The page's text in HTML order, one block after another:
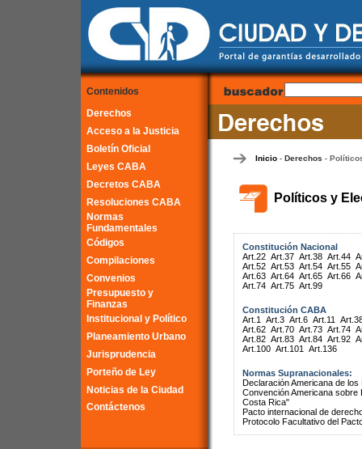
Contenidos
Derechos
Acceso a la Justicia
Boletín Oficial
Leyes CABA
Decretos CABA
Resoluciones CABA
Normas
Fundamentales
Códigos
Compilaciones
Convenios
Presupuesto y
Finanzas
Institucional y Político
Planeamiento Urbano
Jurisprudencia
Porteño de Ley
Noticias de la Ciudad
Contáctenos
Inicio- Derechos -
Políticos y
Constitución Nacional
Art.22 Art.37 Art.38 Art.44
Art.52 Art.53 Art.54 Art.55
Art.63 Art.64 Art.65 Art.66
Art.74 Art.75 Art.99
Constitución CABA
Art.1
Art.3 Art.6 Art.11
Art.62 Art.70 Art.73 Art.74
Art.82 Art.83 Art.84 Art.92
Art.100 Art.101 Art.136
Normas Supranacionales:
Declaración Americana de
Convención Americana
Costa Rica"
Pacto internacional de
Protocolo Facultativo del